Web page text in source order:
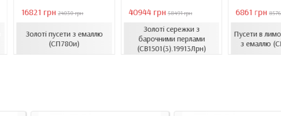
16821 грн 24030 грн
Золоті пусети з емаллю
(СП780и)
40944 грн 58491 грн
Золоті сережки з
барочними перлами
(СВ1501(3).19913Лрн)
6861 грн
Пусети в
з емаллю